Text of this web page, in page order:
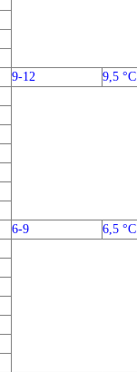
9-12 9,5 °C
6-9 6,5 °C